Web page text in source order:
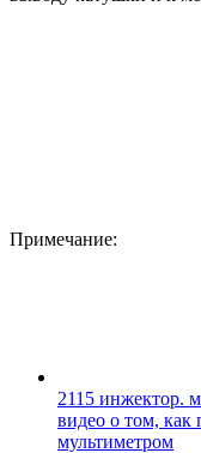
Примечание:
2115 инжектор.
видео о том, как
мультиметром